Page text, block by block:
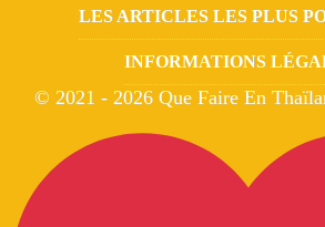
LES ARTICLES LES PLUS
INFORMATIONS
© 2021 - 2026 Que Faire En